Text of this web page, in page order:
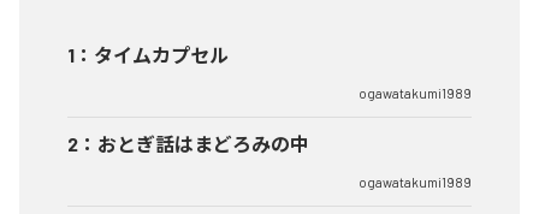
1 ： タイムカプセル
ogawatakumi1989
2 ： おとぎ話はまどろみの中
ogawatakumi1989